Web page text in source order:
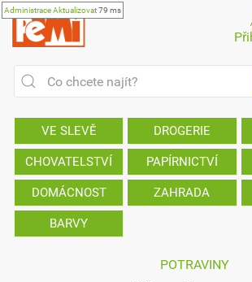
AdministraceAktualizovat79 ms
VE SLEVĚ DROGERIE
CHOVATELSTVÍ PAPÍRNICTVÍ
DOMÁCNOST ZAHRADA
BARVY
POTRAVINY